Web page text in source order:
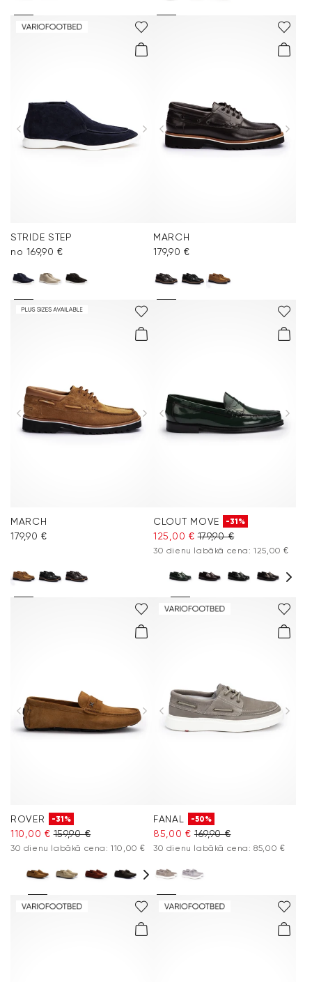
STRIDE STEP
no 169,90 €
MARCH
179,90 €
MARCH
179,90 €
CLOUT MOVE -31%
125,00 € 179,90 €
30 dienu labākā cena: 125,00 €
ROVER -31%
110,00 € 159,90 €
30 dienu labākā cena: 110,00 €
FANAL -50%
85,00 € 169,90 €
30 dienu labākā cena: 85,00 €